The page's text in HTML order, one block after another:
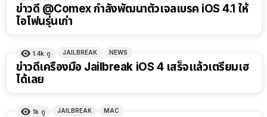
ข่าวดี @Comex กำลังพัฒนาตัวเจลเบรค iOS 4.1 ให้
ไอโฟนรุ่นเก่า
1.4k ดู JAILBREAK NEWS
ข่าวดีเครื่องมือ Jailbreak iOS 4 เสร็จแล้วเตรียมเฮ
ได้เลย
1k ดู JAILBREAK MAC